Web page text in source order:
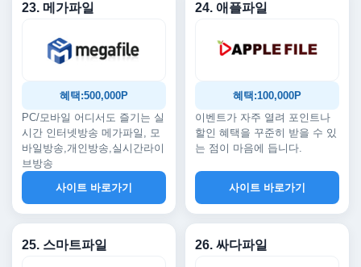
23. 메가파일
혜택:500,000P
PC/모바일 어디서도 즐기는 실
시간 인터넷방송 메가파일, 모
바일방송,개인방송,실시간라이
브방송
사이트 바로가기
24. 애플파일
혜택:100,000P
이벤트가 자주 열려 포인트나
할인 혜택을 꾸준히 받을 수 있
는 점이 마음에 듭니다.
사이트 바로가기
25. 스마트파일 26. 싸다파일